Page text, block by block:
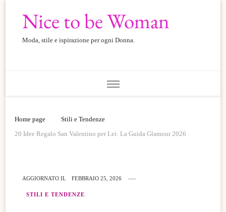
Nice to be Woman
Moda, stile e ispirazione per ogni Donna.
Home page
Stili e Tendenze
20 Idee Regalo San Valentino per Lei: La Guida Glamour 2026
AGGIORNATO IL FEBBRAIO 25, 2026
STILI E TENDENZE